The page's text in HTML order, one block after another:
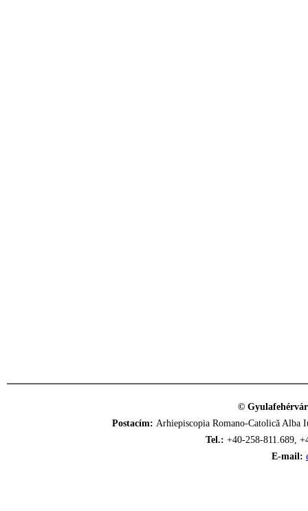
©
Postacím: Arhiepiscopia Romano-Catolică
Tel.: +40-258-811.689,
E-mail: